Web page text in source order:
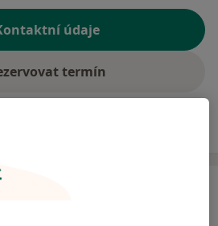
údaje
termín